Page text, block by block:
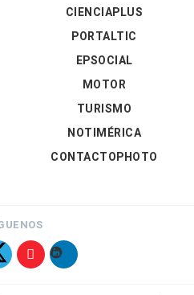
CIENCIAPLUS
PORTALTIC
EPSOCIAL
MOTOR
TURISMO
NOTIMÉRICA
CONTACTOPHOTO